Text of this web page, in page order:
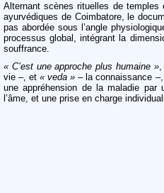
Alternant scènes rituelles de
ayurvédiques de Coimbatore, le
pas abordée sous l’angle
processus global, intégrant la
souffrance.
« C’est une approche plus humaine »,
vie –, et« veda » – la connaissance
une appréhension de la maladie par
l’âme, et une prise en charge